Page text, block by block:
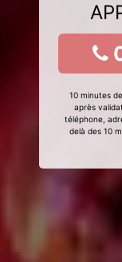
10 minutes
après
téléphone,
delà des 10